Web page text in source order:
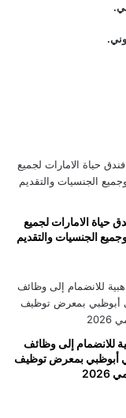
حياة الامارات لجميع
الجنسيات والتقديم
للانضمام إلى وظائف
أبوظبي بمعرض توظيف